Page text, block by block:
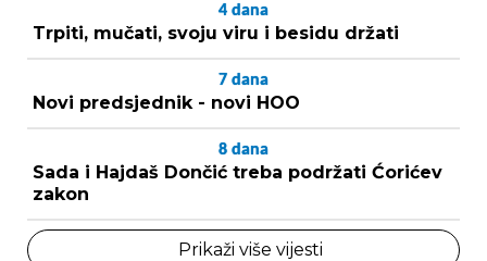
4 dana
Trpiti, mučati, svoju viru i besidu držati
7 dana
Novi predsjednik - novi HOO
8 dana
Sada i Hajdaš Dončić treba podržati Ćorićev
zakon
Prikaži više vijesti